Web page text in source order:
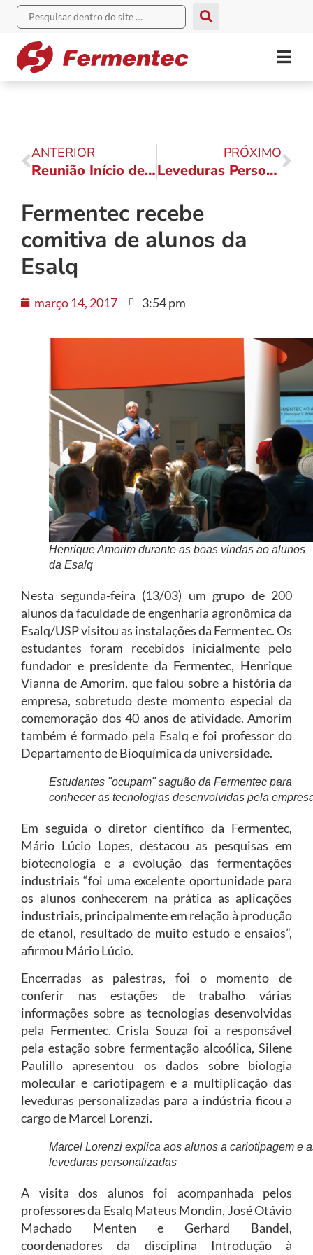
ANTERIOR
Reunião Início de Safra 2017: a evolução é constante
PRÓXIMO
Leveduras Personalizadas ® e a evolução durante a safra
Fermentec recebe
comitiva de alunos da
Esalq
março 14, 2017 3:54 pm
Henrique Amorim durante as boas vindas ao alunos
da Esalq
Nesta segunda-feira (13/03) um grupo de 200
alunos da faculdade de engenharia agronômica da
Esalq/USP visitou as instalações da Fermentec. Os
estudantes foram recebidos inicialmente pelo
fundador e presidente da Fermentec, Henrique
Vianna de Amorim, que falou sobre a história da
empresa, sobretudo deste momento especial da
comemoração dos 40 anos de atividade. Amorim
também é formado pela Esalq e foi professor do
Departamento de Bioquímica da universidade.
Estudantes "ocupam" saguão da Fermentec para
conhecer as tecnologias desenvolvidas pela
Em seguida o diretor científico da Fermentec,
Mário Lúcio Lopes, destacou as pesquisas em
biotecnologia e a evolução das fermentações
industriais “foi uma excelente oportunidade para
os alunos conhecerem na prática as aplicações
industriais, principalmente em relação à produção
de etanol, resultado de muito estudo e ensaios”,
afirmou Mário Lúcio.
Encerradas as palestras, foi o momento de
conferir nas estações de trabalho várias
informações sobre as tecnologias desenvolvidas
pela Fermentec. Crisla Souza foi a responsável
pela estação sobre fermentação alcoólica, Silene
Paulillo apresentou os dados sobre biologia
molecular e cariotipagem e a multiplicação das
leveduras personalizadas para a indústria ficou a
cargo de Marcel Lorenzi.
Marcel Lorenzi explica aos alunos a cariotipagem e
leveduras personalizadas
A visita dos alunos foi acompanhada pelos
professores da Esalq Mateus Mondin, José Otávio
Machado Menten e Gerhard Bandel,
coordenadores da disciplina Introdução à